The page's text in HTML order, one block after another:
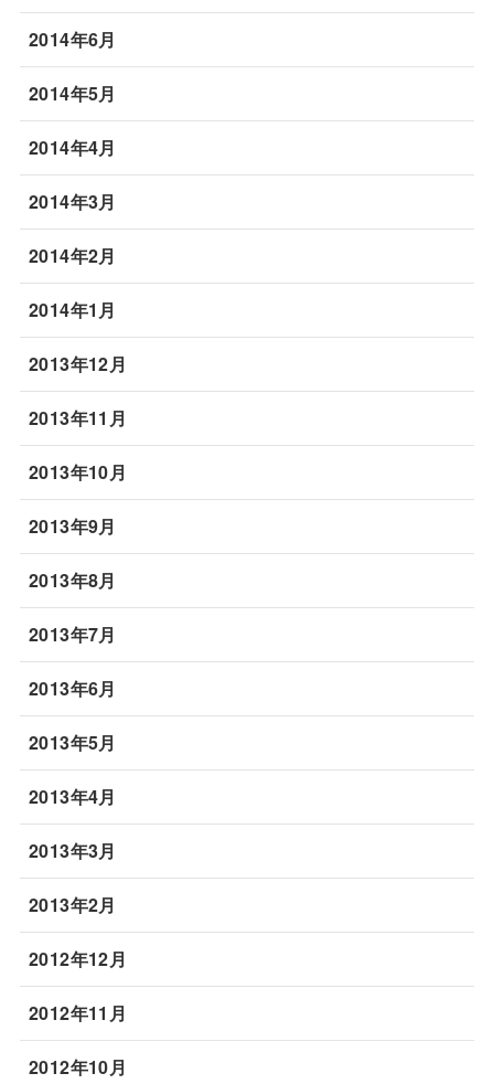
2014年6月
2014年5月
2014年4月
2014年3月
2014年2月
2014年1月
2013年12月
2013年11月
2013年10月
2013年9月
2013年8月
2013年7月
2013年6月
2013年5月
2013年4月
2013年3月
2013年2月
2012年12月
2012年11月
2012年10月